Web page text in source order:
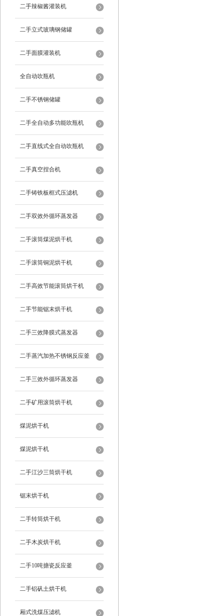
体机
二手辣椒酱灌装机
二手立式玻璃钢储罐
二手面膜灌装机
全自动吹瓶机
二手不锈钢储罐
二手全自动多功能吹瓶机
二手直线式全自动吹瓶机
二手真空捏合机
二手铸铁板框式压滤机
二手双效外循环蒸发器
二手滚筒煤泥烘干机
二手滚筒铜泥烘干机
二手高效节能滚筒烘干机
二手节能锯末烘干机
二手三效降膜式蒸发器
二手蒸汽加热不锈钢反应釜
二手三效外循环蒸发器
二手矿用滚筒烘干机
煤泥烘干机
煤泥烘干机
二手江沙三筒烘干机
锯末烘干机
二手转筒烘干机
二手木炭烘干机
二手10吨搪瓷反应釜
二手铝矾土烘干机
厢式洗煤压滤机